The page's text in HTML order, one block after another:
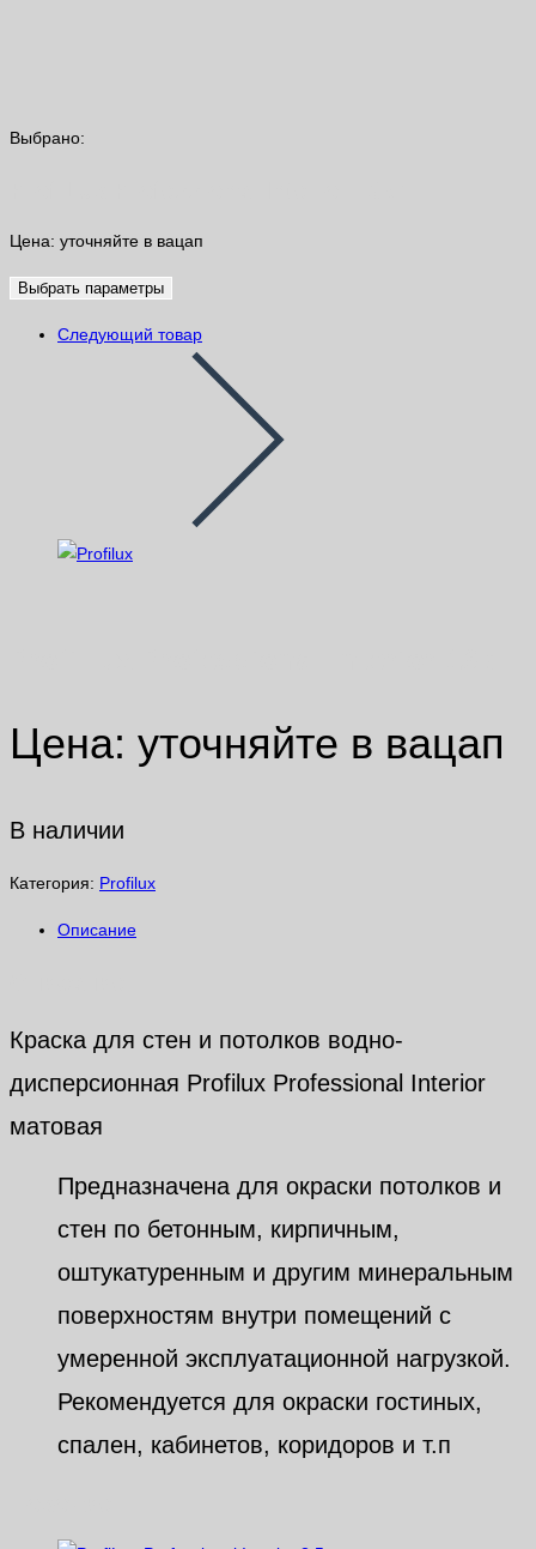
Выбрано:
Цена: уточняйте в вацап
Выбрать параметры
Следующий товар
Цена: уточняйте в вацап
В наличии
Категория: Profilux
Описание
Краска для стен и потолков водно-
дисперсионная Profilux Professional Interior
матовая
Предназначена для окраски потолков и
стен по бетонным, кирпичным,
оштукатуренным и другим минеральным
поверхностям внутри помещений с
умеренной эксплуатационной нагрузкой.
Рекомендуется для окраски гостиных,
спален, кабинетов, коридоров и т.п